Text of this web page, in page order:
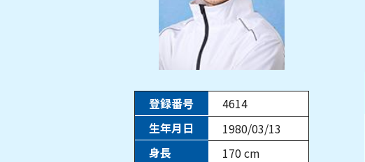
登録番号
4614
生年月日
1980/03/13
身長
170cm